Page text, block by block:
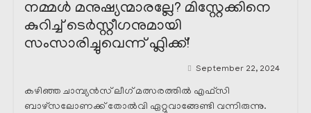
നമ്മൾ മനുഷ്യന്മാരല്ലേ? മിസ്റ്റേക്കിനെ
കുറിച്ച് ടെർസ്റ്റീഗനുമായി
സംസാരിച്ചുവെന്ന് ഫ്ലിക്ക്!
September 22, 2024
കഴിഞ്ഞ ചാമ്പ്യൻസ് ലീഗ് മത്സരത്തിൽ എഫ്സി
ബാഴ്സലോണക്ക് തോൽവി ഏറ്റുവാങ്ങേണ്ടി വന്നിരുന്നു.